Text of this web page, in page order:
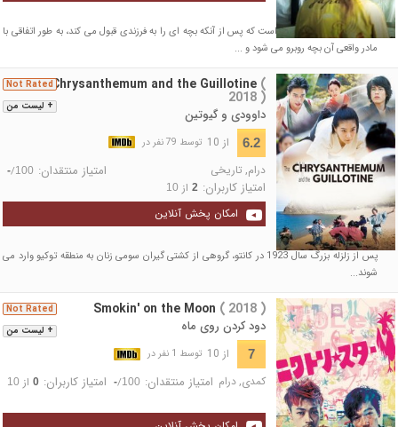
موضوع فیلم درباره مادری است که پس از آنکه بچه ای را به فرزندی قبول می کند، به طور اتفاقی با
مادر واقعی آن بچه روبرو می شود و ...
+ لیست من
Not Rated
The Chrysanthemum and the Guillotine (
2018 )
داوودی و گیوتین
6.2 از 10 توسط 79 نفر در
درام, تاریخی امتیاز منتقدان: -/100
امتیاز کاربران: 2از 10
امکان پخش آنلاین
پس از زلزله بزرگ سال 1923 در کانتو، گروهی از کشتی گیران سومی زنان به منطقه توکیو وارد می
شوند...
+ لیست من
Not Rated Smokin' on the Moon ( 2018 )
دود کردن روی ماه
7 از 10 توسط 1 نفر در
کمدی,درام امتیاز منتقدان: -/100 امتیاز کاربران: 0از 10